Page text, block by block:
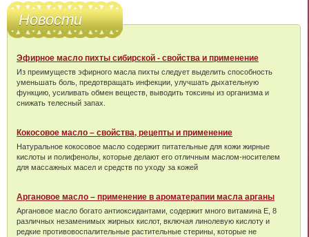
Новости
Эфирное масло пихты сибирской - свойства и применение
Из преимуществ эфирного масла пихты следует выделить способность
уменьшать боль, предотвращать инфекции, улучшать дыхательную
функцию, усиливать обмен веществ, выводить токсины из организма и
снижать телесный запах.
Кокосовое масло – свойства, рецепты и применение
Натуральное кокосовое масло содержит питательные для кожи жирные
кислоты и полифенолы, которые делают его отличным маслом-носителем
для массажных масел и средств по уходу за кожей
Аргановое масло – применение в ароматерапии масла арганы
Аргановое масло богато антиоксидантами, содержит много витамина Е, 8
различных незаменимых жирных кислот, включая линолевую кислоту и
редкие противовоспалительные растительные стерины, которые не